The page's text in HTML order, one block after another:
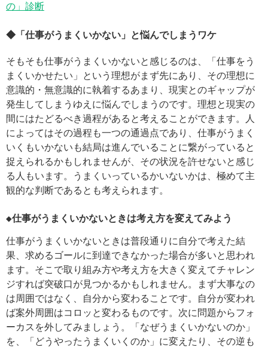
の」診断
◆「仕事がうまくいかない」と悩んでしまうワケ
そもそも仕事がうまくいかないと感じるのは、「仕事をう
まくいかせたい」という理想がまず先にあり、その理想に
意識的・無意識的に執着するあまり、現実とのギャップが
発生してしまうゆえに悩んでしまうのです。理想と現実の
間にはたどるべき過程があると考えることができます。人
によってはその過程も一つの通過点であり、仕事がうまく
いくもいかないも結局は進んでいることに繋がっていると
捉えられるかもしれませんが、その状況を許せないと感じ
る人もいます。うまくいっているかいないかは、極めて主
観的な判断であるとも考えられます。
◆仕事がうまくいかないときは考え方を変えてみよう
仕事がうまくいかないときは普段通りに自分で考えた結
果、求めるゴールに到達できなかった場合が多いと思われ
ます。そこで取り組み方や考え方を大きく変えてチャレン
ジすれば突破口が見つかるかもしれません。まず大事なの
は周囲ではなく、自分から変わることです。自分が変われ
ば案外周囲はコロッと変わるものです。次に問題からフォ
ーカスを外してみましょう。「なぜうまくいかないのか」
を、「どうやったうまくいくのか」に変えたり、その逆も